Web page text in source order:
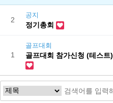
2
공지
정기총회
1
골프대회
골프대회 참가신청 (테스트)